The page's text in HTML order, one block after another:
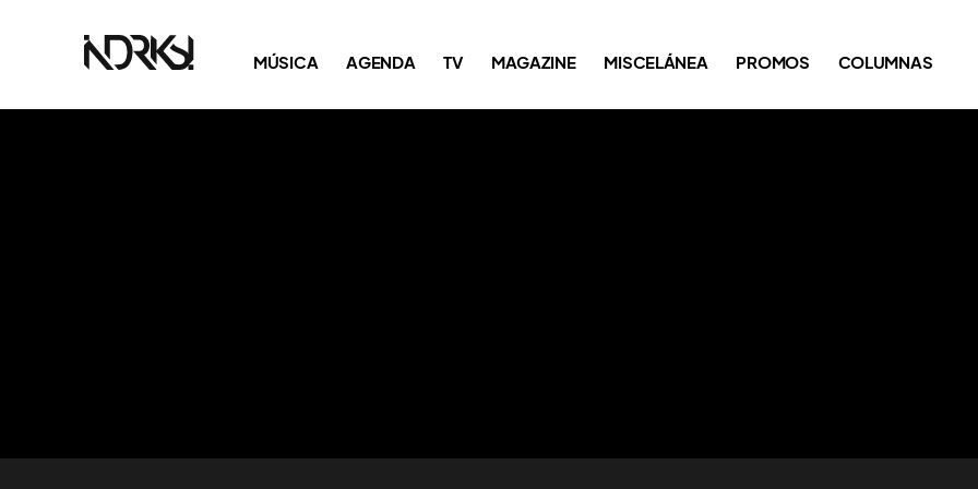
MÚSICA AGENDA TV MAGAZINE MISCELÁNEA PROMOS COLUMNAS